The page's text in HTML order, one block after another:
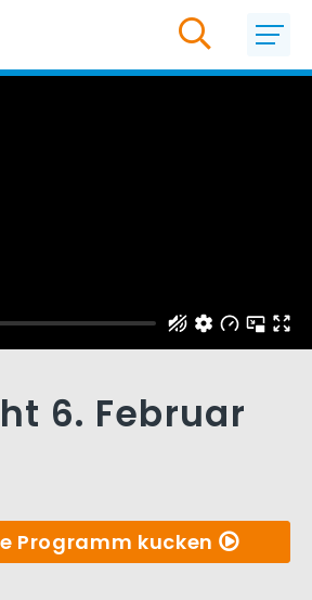
6. Februar
Programm kucken